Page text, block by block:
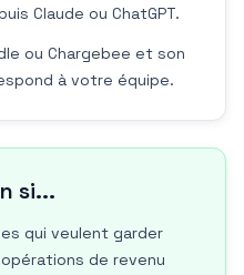
Claude ou ChatGPT.
ou Chargebee et son
à votre équipe.
si...
qui veulent garder
de revenu